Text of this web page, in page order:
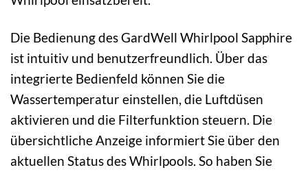
Die Bedienung des GardWell Whirlpool Sapphire
ist intuitiv und benutzerfreundlich. Über das
integrierte Bedienfeld können Sie die
Wassertemperatur einstellen, die Luftdüsen
aktivieren und die Filterfunktion steuern. Die
übersichtliche Anzeige informiert Sie über den
aktuellen Status des Whirlpools. So haben Sie